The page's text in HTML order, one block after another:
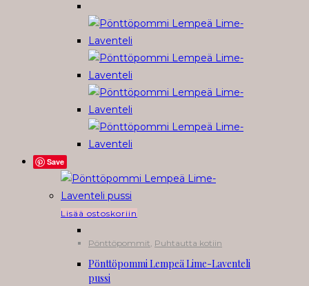
Save
Lisää ostoskoriin
Pönttöpommit Puhtautta kotiin
Pönttöpommi Lempeä Lime-Laventeli
pussi